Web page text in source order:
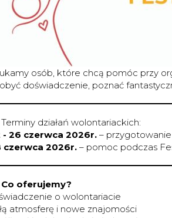
osób, które chcą pomóc przy
doświadczenie, poznać
Terminy działań wolontariackich:
- 26 czerwca 2026r. –
czerwca 2026r. – pomoc podczas
Co oferujemy?
o wolontariacie
atmosferę i nowe znajomości